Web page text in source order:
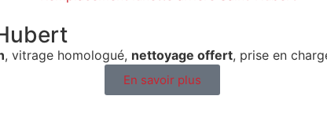
, vitrage homologué, nettoyage offert, prise en
En savoir plus